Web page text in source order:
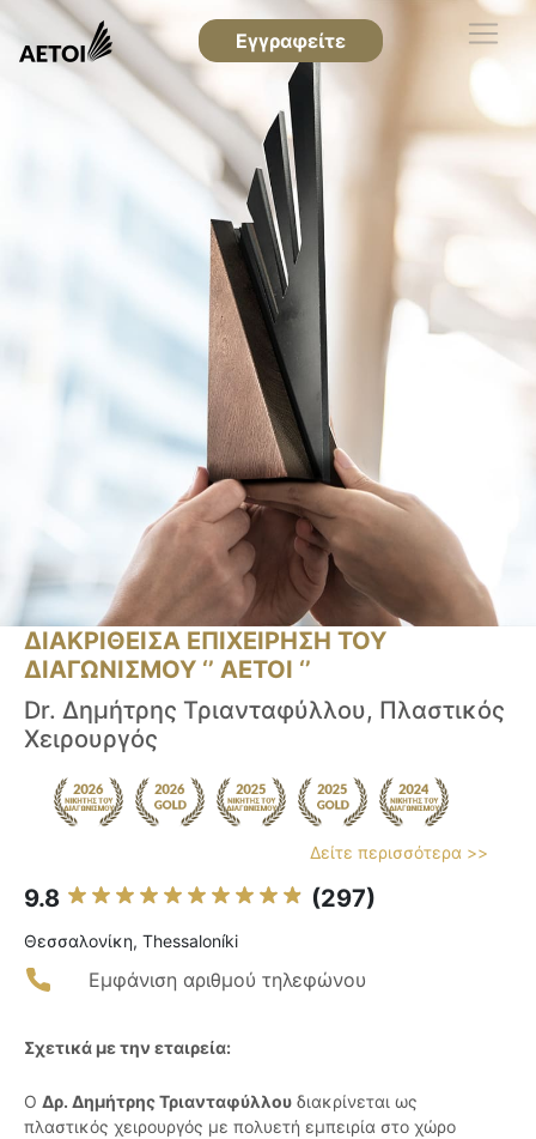
Εγγραφείτε
ΔΙΑΚΡΙΘΕΙΣΑ ΕΠΙΧΕΙΡΗΣΗ ΤΟΥ
ΔΙΑΓΩΝΙΣΜΟΥ ‘’ ΑΕΤΟΙ ‘’
Dr. Δημήτρης Τριανταφύλλου, Πλαστικός
Χειρουργός
Δείτε περισσότερα >>
9.8 (297)
Θεσσαλονίκη, Thessaloníki
Εμφάνιση αριθμού τηλεφώνου
Σχετικά με την εταιρεία:
Ο Δρ. Δημήτρης Τριανταφύλλου διακρίνεται ως
πλαστικός χειρουργός με πολυετή εμπειρία στο χώρο